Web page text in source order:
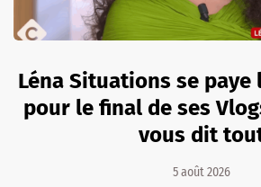
Léna Situations se paye
pour le final de ses
vous dit
5 août 2026